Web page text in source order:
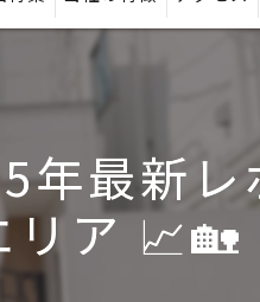
アパート
土地
年最新
ア 📈🏡